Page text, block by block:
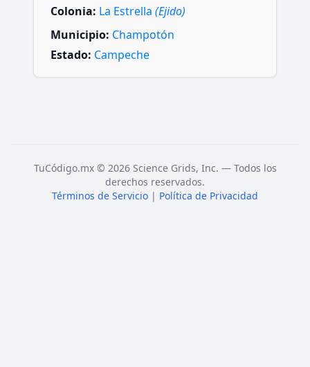
Colonia: La Estrella (Ejido)
Municipio: Champotón
Estado: Campeche
TuCódigo.mx © 2026 Science Grids, Inc. — Todos los
derechos reservados.
Términos de Servicio | Política de Privacidad